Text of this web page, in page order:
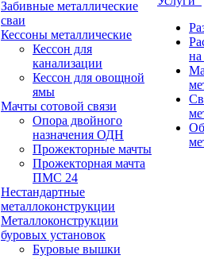
Забивные металлические
сваи
Кессоны металлические
Кессон для
канализации
Кессон для овощной
ямы
Мачты сотовой связи
Опора двойного
назначения ОДН
Прожекторные мачты
Прожекторная мачта
ПМС 24
Нестандартные
металлоконструкции
Металлоконструкции
буровых установок
Буровые вышки